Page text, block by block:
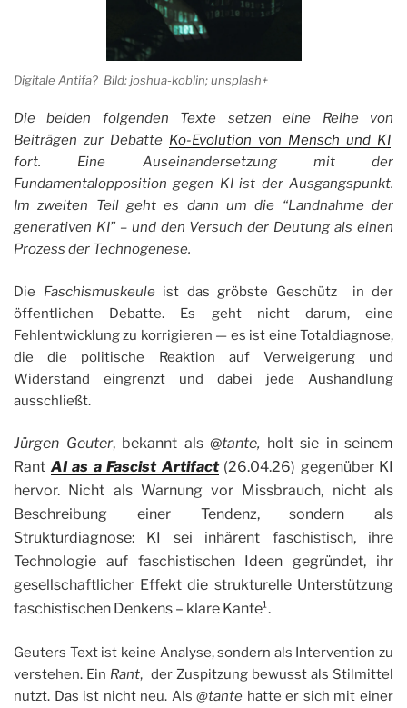
Digitale Antifa? Bild: joshua-koblin; unsplash+
Die beiden folgenden Texte setzen eine Reihe von
Beiträgen zur Debatte Ko-Evolution von Mensch und KI
fort. Eine Auseinandersetzung mit der
Fundamentalopposition gegen KI ist der Ausgangspunkt.
Im zweiten Teil geht es dann um die “Landnahme der
generativen KI” – und den Versuch der Deutung als einen
Prozess der Technogenese.
Die Faschismuskeuleist das gröbste Geschütz in der
öffentlichen Debatte. Es geht nicht darum, eine
Fehlentwicklung zu korrigieren — es ist eine Totaldiagnose,
die die politische Reaktion auf Verweigerung und
Widerstand eingrenzt und dabei jede Aushandlung
ausschließt.
Jürgen Geuter, bekannt als @tante, holt sie in seinem
Rant AI as a Fascist Artifact(26.04.26) gegenüber KI
hervor. Nicht als Warnung vor Missbrauch, nicht als
Beschreibung einer Tendenz, sondern als
Strukturdiagnose: KI sei inhärent faschistisch, ihre
Technologie auf faschistischen Ideen gegründet, ihr
gesellschaftlicher Effekt die strukturelle Unterstützung
faschistischen Denkens – klare Kante¹.
Geuters Text ist keine Analyse, sondern als Intervention zu
verstehen. Ein Rant, der Zuspitzung bewusst als Stilmittel
nutzt. Das ist nicht neu. Als@tante hatte er sich mit einer